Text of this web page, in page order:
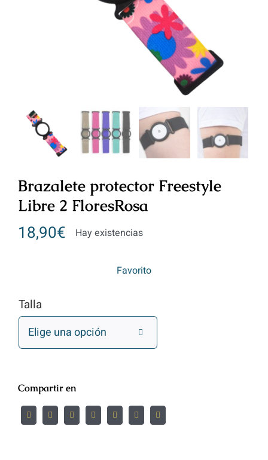
Brazalete protector Freestyle
Libre 2 FloresRosa
18,90€ Hay existencias
Favorito
Talla

Compartir en